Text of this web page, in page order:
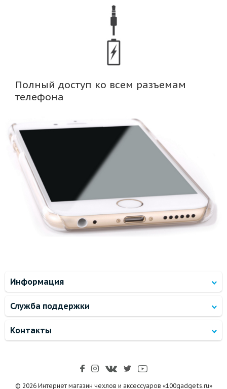
Полный доступ ко всем разъемам
телефона
Информация
Служба поддержки
Контакты
© 2026 Интернет магазин чехлов и аксессуаров «100gadgets.ru»